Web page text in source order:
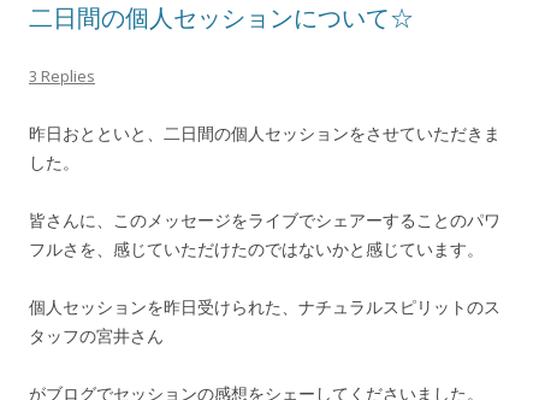
二日間の個人セッションについて☆
3 Replies
昨日おとといと、二日間の個人セッションをさせていただきま
した。
皆さんに、このメッセージをライブでシェアーすることのパワ
フルさを、感じていただけたのではないかと感じています。
個人セッションを昨日受けられた、ナチュラルスピリットのス
タッフの宮井さん
がブログでセッションの感想をシェーしてくださいました。